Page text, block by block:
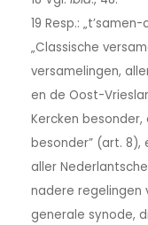
19 Resp.:
„Classische
versamelingen,
en de Oost-
Kercken besonder,
besonder” (art. 8),
aller
nadere regelingen
generale synode,